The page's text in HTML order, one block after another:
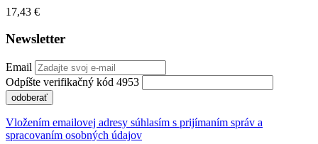
17,43 €
Newsletter
Email
Odpíšte verifikačný kód 4953
odoberať
Vložením emailovej adresy súhlasím s prijímaním správ a
spracovaním osobných údajov